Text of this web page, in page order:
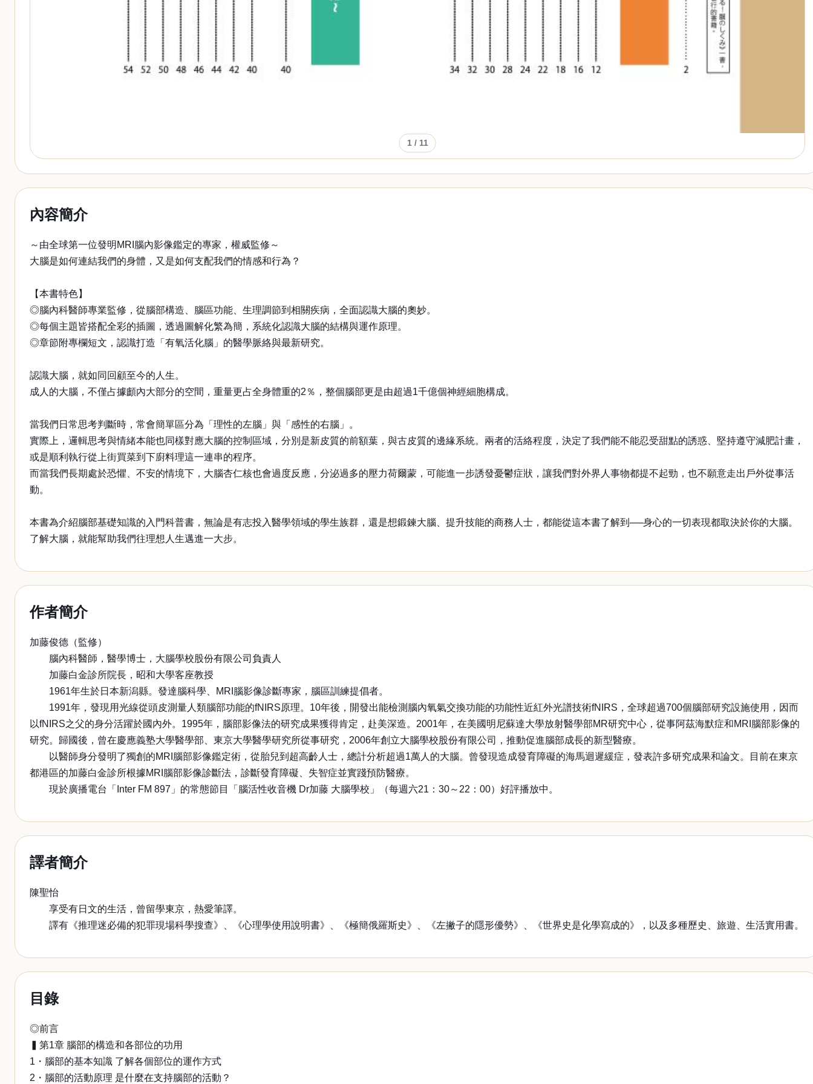
1/ 11
內容簡介
～由全球第一位發明MRI腦內影像鑑定的專家，權威監修～
大腦是如何連結我們的身體，又是如何支配我們的情感和行為？
【本書特色】
◎腦內科醫師專業監修，從腦部構造、腦區功能、生理調節到相關疾病，全面認識大腦的奧妙。
◎每個主題皆搭配全彩的插圖，透過圖解化繁為簡，系統化認識大腦的結構與運作原理。
◎章節附專欄短文，認識打造「有氧活化腦」的醫學脈絡與最新研究。
認識大腦，就如同回顧至今的人生。
成人的大腦，不僅占據顱內大部分的空間，重量更占全身體重的2％，整個腦部更是由超過1千億個神經細胞構成。
當我們日常思考判斷時，常會簡單區分為「理性的左腦」與「感性的右腦」。
實際上，邏輯思考與情緒本能也同樣對應大腦的控制區域，分別是新皮質的前額葉，與古皮質的邊緣系統。兩者的活絡程度，決定了我們能不能忍受甜點的誘惑、堅持遵守減肥計畫，
或是順利執行從上街買菜到下廚料理這一連串的程序。
而當我們長期處於恐懼、不安的情境下，大腦杏仁核也會過度反應，分泌過多的壓力荷爾蒙，可能進一步誘發憂鬱症狀，讓我們對外界人事物都提不起勁，也不願意走出戶外從事活
動。
本書為介紹腦部基礎知識的入門科普書，無論是有志投入醫學領域的學生族群，還是想鍛鍊大腦、提升技能的商務人士，都能從這本書了解到──身心的一切表現都取決於你的大腦。
了解大腦，就能幫助我們往理想人生邁進一大步。
作者簡介
加藤俊德（監修）
腦內科醫師，醫學博士，大腦學校股份有限公司負責人
加藤白金診所院長，昭和大學客座教授
1961年生於日本新潟縣。發達腦科學、MRI腦影像診斷專家，腦區訓練提倡者。
1991年，發現用光線從頭皮測量人類腦部功能的fNIRS原理。10年後，開發出能檢測腦內氧氣交換功能的功能性近紅外光譜技術fNIRS，全球超過700個腦部研究設施使用，因而
以fNIRS之父的身分活躍於國內外。1995年，腦部影像法的研究成果獲得肯定，赴美深造。2001年，在美國明尼蘇達大學放射醫學部MR研究中心，從事阿茲海默症和MRI腦部影像的
研究。歸國後，曾在慶應義塾大學醫學部、東京大學醫學研究所從事研究，2006年創立大腦學校股份有限公司，推動促進腦部成長的新型醫療。
以醫師身分發明了獨創的MRI腦部影像鑑定術，從胎兒到超高齡人士，總計分析超過1萬人的大腦。曾發現造成發育障礙的海馬迴遲緩症，發表許多研究成果和論文。目前在東京
都港區的加藤白金診所根據MRI腦部影像診斷法，診斷發育障礙、失智症並實踐預防醫療。
現於廣播電台「Inter FM 897」的常態節目「腦活性收音機 Dr加藤 大腦學校」（每週六21：30～22：00）好評播放中。
譯者簡介
陳聖怡
享受有日文的生活，曾留學東京，熱愛筆譯。
譯有《推理迷必備的犯罪現場科學搜查》、《心理學使用說明書》、《極簡俄羅斯史》、《左撇子的隱形優勢》、《世界史是化學寫成的》，以及多種歷史、旅遊、生活實用書。
目錄
◎前言
▍第1章 腦部的構造和各部位的功用
1・腦部的基本知識 了解各個部位的運作方式
2・腦部的活動原理 是什麼在支持腦部的活動？